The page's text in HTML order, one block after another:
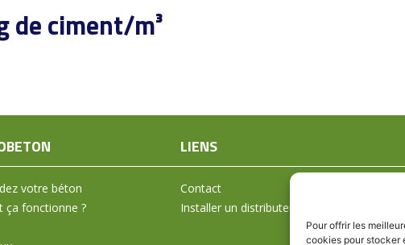
Pour offrir les
cookies pour stocker
de ciment/m³
votre béton
ça fonctionne ?
LIENS
Contact
Installer un distributeur